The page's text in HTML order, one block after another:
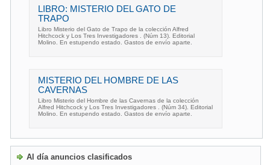
LIBRO: MISTERIO DEL GATO DE
TRAPO
Libro Misterio del Gato de Trapo de la colección Alfred
Hitchcock y Los Tres Investigadores . (Núm 13). Editorial
Molino. En estupendo estado. Gastos de envío aparte.
MISTERIO DEL HOMBRE DE LAS
CAVERNAS
Libro Misterio del Hombre de las Cavernas de la colección
Alfred Hitchcock y Los Tres Investigadores . (Núm 34). Editorial
Molino. En estupendo estado. Gastos de envío aparte.
Al día anuncios clasificados